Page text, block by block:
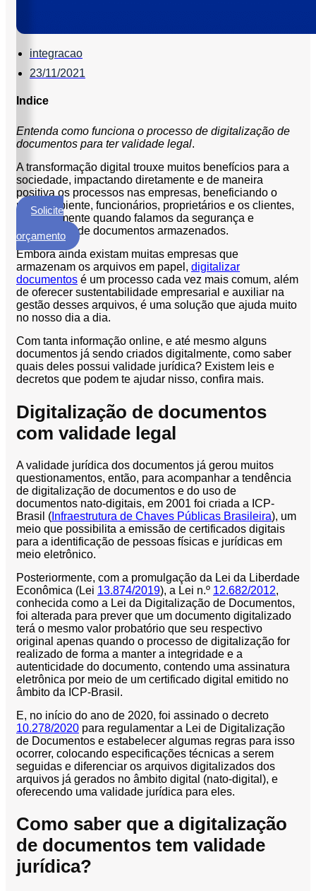
Formalização
de
Documentos
Digitalização
de
Documentos
Microfilmagem
de
Guarda
de
Documentos
Conversão
de
Mídias
C.O.L.D
Cases
CENTRALINF
Somos
Unidades
Nossas
Políticas
Política
Privacidade
Política
de
Cookies
Segurança
da
Informação
Cibernética
da
Central
de
Vendas
Normas
de
a
Lei
Geral
de
Proteção
Solicite
orçamento
integracao
23/11/2021
Indice
Entenda como funciona o processo de digitalização de
documentos para ter validade legal.
A transformação digital trouxe muitos benefícios para a
sociedade, impactando diretamente e de maneira
positiva os processos nas empresas, beneficiando o
meio ambiente, funcionários, proprietários e os clientes,
principalmente quando falamos da segurança e
privacidade de documentos armazenados.
Embora ainda existam muitas empresas que
armazenam os arquivos em papel, digitalizar
documentos é um processo cada vez mais comum, além
de oferecer sustentabilidade empresarial e auxiliar na
gestão desses arquivos, é uma solução que ajuda muito
no nosso dia a dia.
Com tanta informação online, e até mesmo alguns
documentos já sendo criados digitalmente, como saber
quais deles possui validade jurídica? Existem leis e
decretos que podem te ajudar nisso, confira mais.
Digitalização de documentos
com validade legal
A validade jurídica dos documentos já gerou muitos
questionamentos, então, para acompanhar a tendência
de digitalização de documentos e do uso de
documentos nato-digitais, em 2001 foi criada a ICP-
Brasil ( Infraestrutura de Chaves Públicas Brasileira), um
meio que possibilita a emissão de certificados digitais
para a identificação de pessoas físicas e jurídicas em
meio eletrônico.
Posteriormente, com a promulgação da Lei da Liberdade
Econômica (Lei 13.874/2019), a Lei n.º 12.682/2012,
conhecida como a Lei da Digitalização de Documentos,
foi alterada para prever que um documento digitalizado
terá o mesmo valor probatório que seu respectivo
original apenas quando o processo de digitalização for
realizado de forma a manter a integridade e a
autenticidade do documento, contendo uma assinatura
eletrônica por meio de um certificado digital emitido no
âmbito da ICP-Brasil.
E, no início do ano de 2020, foi assinado o decreto
10.278/2020 para regulamentar a Lei de Digitalização
de Documentos e estabelecer algumas regras para isso
ocorrer, colocando especificações técnicas a serem
seguidas e diferenciar os arquivos digitalizados dos
arquivos já gerados no âmbito digital (nato-digital), e
oferecendo uma validade jurídica para eles.
Como saber que a digitalização
de documentos tem validade
jurídica?